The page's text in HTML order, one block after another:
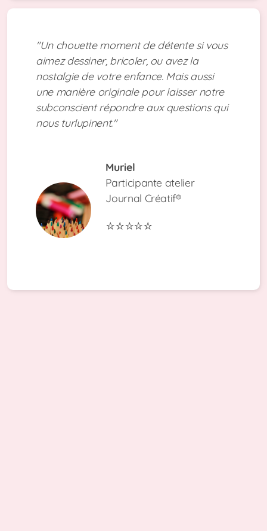
"Un chouette moment de détente si vous
aimez dessiner, bricoler, ou avez la
nostalgie de votre enfance. Mais aussi
une manière originale pour laisser notre
subconscient répondre aux questions qui
nous turlupinent."
Muriel
Participante atelier
Journal Créatif®
⭐⭐⭐⭐⭐